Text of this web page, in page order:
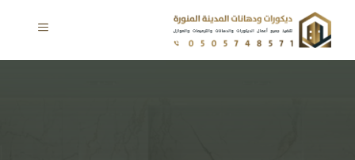
المحتوى
القائمة